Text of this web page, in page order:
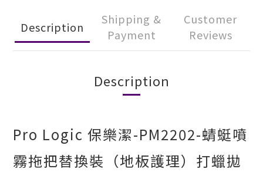
Description
Shipping &
Payment
Customer
Reviews
Description
Pro Logic 保樂潔-PM2202-蜻蜓噴
霧拖把替換裝（地板護理）打蠟拋